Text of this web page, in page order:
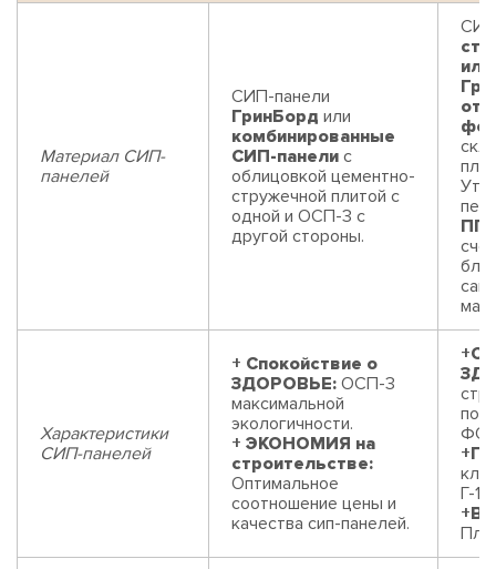
Материал СИП-
панелей
СИП-панели
ГринБорд или
комбинированные
СИП-панели с
облицовкой цементно-
стружечной плитой с
одной и ОСП-3 с
другой стороны.
Характеристики
СИП-панелей
+ Спокойствие о
ЗДОРОВЬЕ: ОСП-3
максимальной
экологичности.
+ ЭКОНОМИЯ на
строительстве:
Оптимальное
соотношение цены и
качества сип-панелей.
Г-1